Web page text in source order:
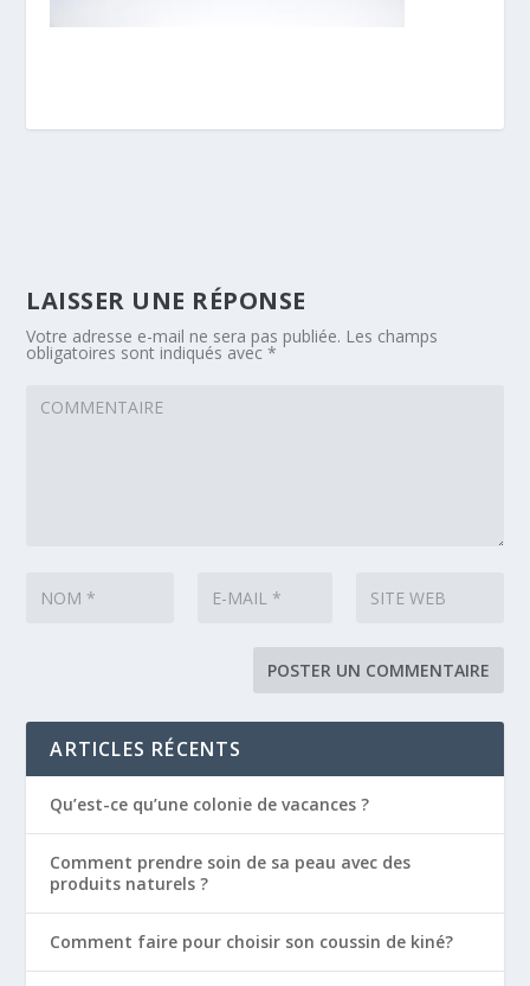
LAISSER UNE RÉPONSE
Votre adresse e-mail ne sera pas publiée. Les champs
obligatoires sont indiqués avec*
ARTICLES RÉCENTS
Qu’est-ce qu’une colonie de vacances ?
Comment prendre soin de sa peau avec des
produits naturels ?
Comment faire pour choisir son coussin de kiné?